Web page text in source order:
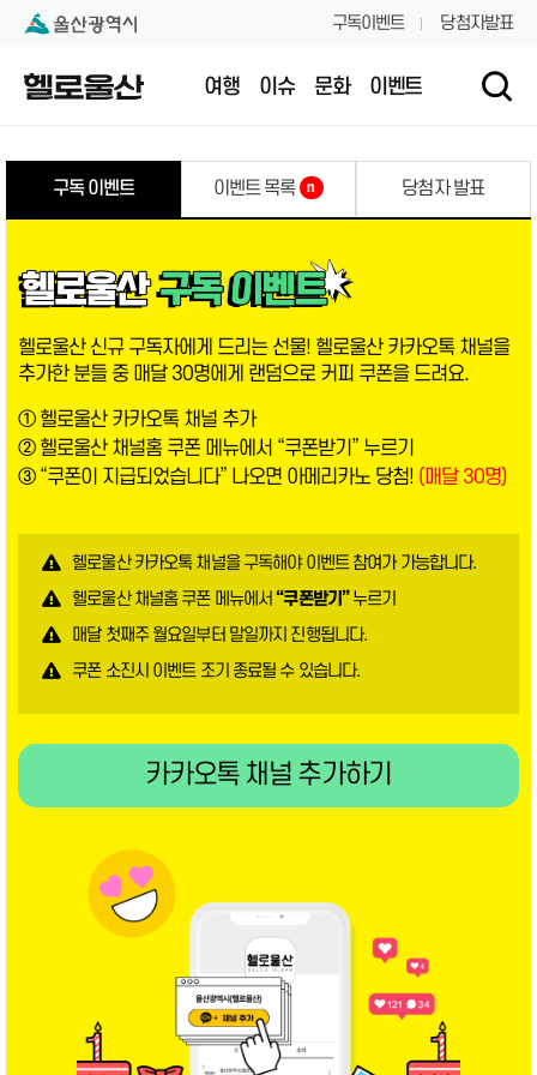
본문 내용 바로가기
대메뉴 바로가기 구독이벤트 당첨자발표
여행 이슈 문화 이벤트
구독 이벤트 이벤트 목록 n 당첨자 발표
헬로울산 신규 구독자에게 드리는 선물! 헬로울산 카카오톡 채널을
추가한 분들 중 매달 30명에게 랜덤으로 커피 쿠폰을 드려요.
① 헬로울산 카카오톡 채널 추가
② 헬로울산 채널홈 쿠폰 메뉴에서 “쿠폰받기” 누르기
③ “쿠폰이 지급되었습니다” 나오면 아메리카노 당첨! (매달 30명)
헬로울산 카카오톡 채널을 구독해야 이벤트 참여가 가능합니다.
헬로울산 채널홈 쿠폰 메뉴에서“쿠폰받기”누르기
매달 첫째주 월요일부터 말일까지 진행됩니다.
쿠폰 소진시 이벤트 조기 종료될 수 있습니다.
카카오톡 채널 추가하기